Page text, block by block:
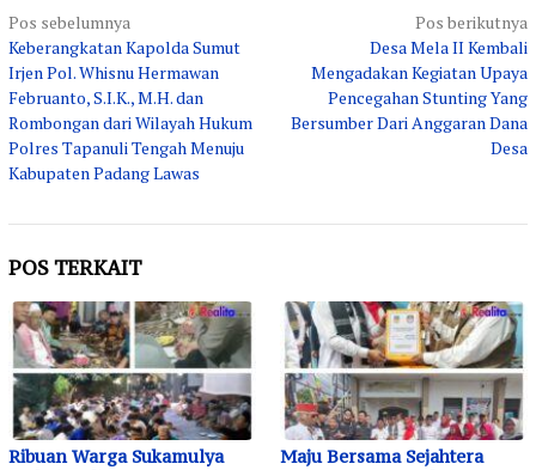
Navigasi
pos
Pos sebelumnya
Keberangkatan Kapolda Sumut
Irjen Pol. Whisnu Hermawan
Februanto, S.I.K., M.H. dan
Rombongan dari Wilayah Hukum
Polres Tapanuli Tengah Menuju
Kabupaten Padang Lawas
Pos berikutnya
Desa Mela II Kembali
Mengadakan Kegiatan Upaya
Pencegahan Stunting Yang
Bersumber Dari Anggaran Dana
Desa
POS TERKAIT
Ribuan Warga Sukamulya
Maju Bersama Sejahtera